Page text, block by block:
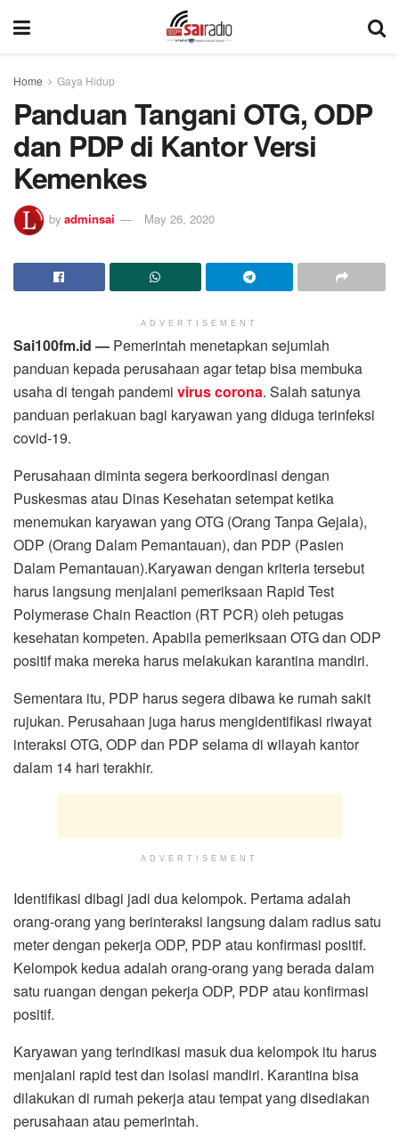
Home Gaya Hidup
Panduan Tangani OTG, ODP
dan PDP di Kantor Versi
Kemenkes
by adminsai May 26, 2020
ADVERTISEMENT
Sai100fm.id — Pemerintah menetapkan sejumlah
panduan kepada perusahaan agar tetap bisa membuka
usaha di tengah pandemi virus corona. Salah satunya
panduan perlakuan bagi karyawan yang diduga terinfeksi
covid-19.
Perusahaan diminta segera berkoordinasi dengan
Puskesmas atau Dinas Kesehatan setempat ketika
menemukan karyawan yang OTG (Orang Tanpa Gejala),
ODP (Orang Dalam Pemantauan), dan PDP (Pasien
Dalam Pemantauan).Karyawan dengan kriteria tersebut
harus langsung menjalani pemeriksaan Rapid Test
Polymerase Chain Reaction (RT PCR) oleh petugas
kesehatan kompeten. Apabila pemeriksaan OTG dan ODP
positif maka mereka harus melakukan karantina mandiri.
Sementara itu, PDP harus segera dibawa ke rumah sakit
rujukan. Perusahaan juga harus mengidentifikasi riwayat
interaksi OTG, ODP dan PDP selama di wilayah kantor
dalam 14 hari terakhir.
ADVERTISEMENT
Identifikasi dibagi jadi dua kelompok. Pertama adalah
orang-orang yang berinteraksi langsung dalam radius satu
meter dengan pekerja ODP, PDP atau konfirmasi positif.
Kelompok kedua adalah orang-orang yang berada dalam
satu ruangan dengan pekerja ODP, PDP atau konfirmasi
positif.
Karyawan yang terindikasi masuk dua kelompok itu harus
menjalani rapid test dan isolasi mandiri. Karantina bisa
dilakukan di rumah pekerja atau tempat yang disediakan
perusahaan atau pemerintah.